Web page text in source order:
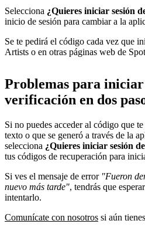
Selecciona ¿Quieres iniciar sesión
inicio de sesión para cambiar a la
Se te pedirá el código cada vez que
Artists o en otras páginas web de
Problemas para iniciar
verificación en dos
Si no puedes acceder al código que
texto o que se generó a través de la
selecciona ¿Quieres iniciar sesión
tus códigos de recuperación para
Si ves el mensaje de error "Fueron
nuevo más tarde", tendrás que
intentarlo.
Comunícate con nosotros si aún